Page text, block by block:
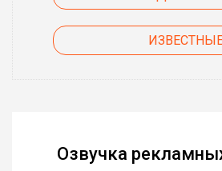
Озвучка